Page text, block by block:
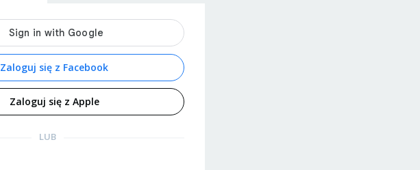
Zaloguj się z Facebook
Zaloguj się z Apple
LUB